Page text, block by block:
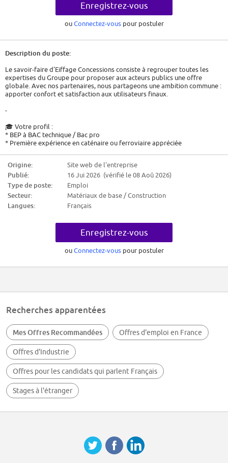
Enregistrez-vous
ouConnectez-vous pour postuler
Description du poste:
Le savoir-faire d'Eiffage Concessions consiste à regrouper toutes les
expertises du Groupe pour proposer aux acteurs publics une offre
globale. Avec nos partenaires, nous partageons une ambition commune :
apporter confort et satisfaction aux utilisateurs finaux.
-
🎓 Votre profil :
* BEP à BAC technique / Bac pro
* Première expérience en caténaire ou ferroviaire appréciée
* Aptitude physique et psychologique aux fonctions de sécurité
🌐 Conditions :
* Travail principalement de nuit (80%)
* Travail en extérieur, ponctuellement les week-ends et jours fériés
* Port de charges, utilisation d'outils mécaniques
* 35h/semaine + astreintes
👉 Vous souhaitez intégrer une équipe engagée, au cœur de la
performance ferroviaire ?
Postulez dès maintenant et participez à la sécurité de la grande vitesse
Origine:
Site web de l'entreprise
Publié:
16 Jui 2026 (vérifié le 08 Aoû 2026)
Type de poste:
Emploi
Secteur:
Matériaux de base / Construction
Langues:
Français
Enregistrez-vous
ouConnectez-vous pour postuler
Recherches apparentées
Mes Offres Recommandées Offres d'emploi en France
Offres d'Industrie
Offres pour les candidats qui parlent Français
Stages à l'étranger